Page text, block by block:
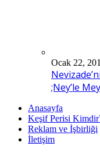
Ocak 22,
;Ney’le
Anasayfa
Keşif Perisi
Reklam ve İşbirliği
İletişim